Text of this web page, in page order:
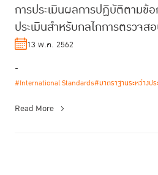
การประเมินผลการปฏิบัติตามข้
ประเมินสำหรับกลไกการตรวจส
13 พ.ค. 2562
-
#International Standards#มาตราฐานระหว่างปร
Read More